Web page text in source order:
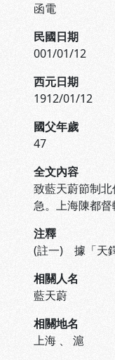
函電
民國日期
001/01/12
西元日期
1912/01/12
國父年歲
47
全文內容
致藍天蔚節制
急。上海陳都
注釋
(註一) 據「天
相關人名
藍天蔚
相關地名
上海 、 滬